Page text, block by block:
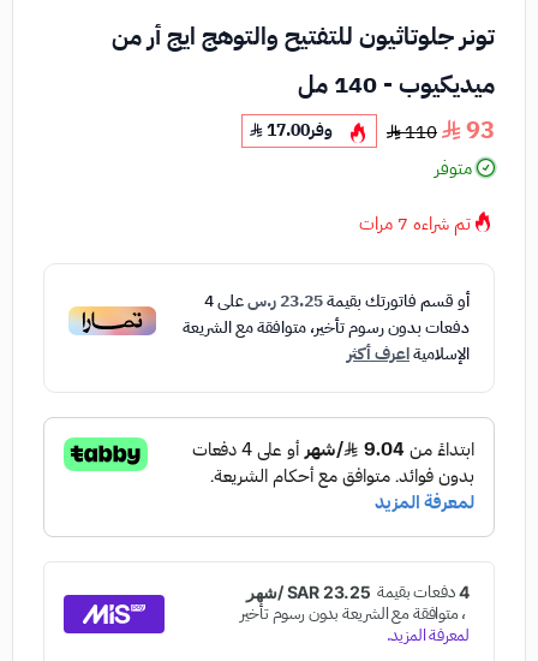
تونر جلوتاثيون للتفتيح والتوهج ايج أر من
ميديكيوب - 140 مل
93
110 وفر17.00
متوفر
تم شراءه 7 مرات
أو قسم فاتورتك بقيمة23.25 ر.س على4
دفعات بدون رسوم تأخير، متوافقة مع الشريعة
الإسلاميةاعرف أكثر